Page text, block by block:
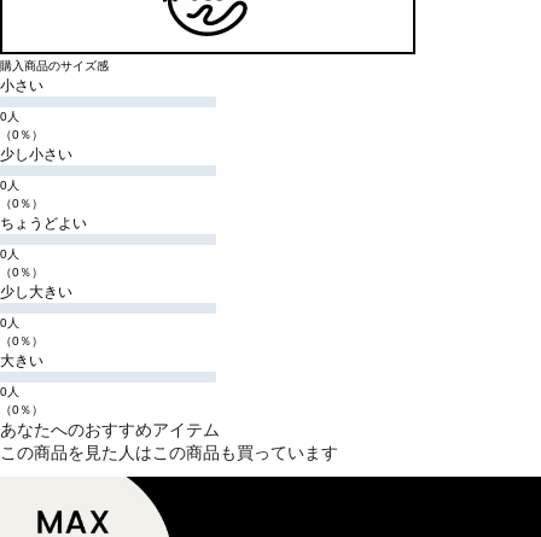
購入商品のサイズ感
小さい
0人
（0％）
少し小さい
0人
（0％）
ちょうどよい
0人
（0％）
少し大きい
0人
（0％）
大きい
0人
（0％）
あなたへのおすすめアイテム
この商品を見た人はこの商品も買っています